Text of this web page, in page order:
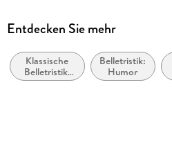
Verlag/Hersteller
Kopierschutz
ohne Kopierschutz
Entdecken Sie mehr
Klassische
Belletristik:
allgemein
Belletristik:
Humor